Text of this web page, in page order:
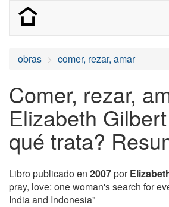
obras comer, rezar, amar
Comer, rezar,
Elizabeth
qué trata?
Libro publicado en 2007por
pray, love: one woman's search for
India and Indonesia"